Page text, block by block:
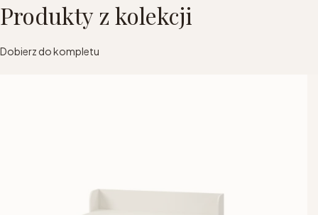
Produkty z kolekcji
Dobierz do kompletu